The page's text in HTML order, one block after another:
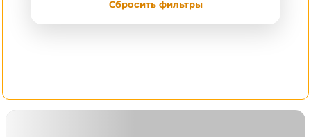
Сбросить фильтры